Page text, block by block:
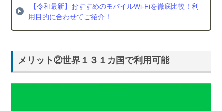
メリ
ット
⑥月
シン
プル
でお
【令和最新】おすすめのモバイルWi-Fiを徹底比較！利
用目的に合わせてご紹介！
メリット②世界１３１カ国で利用可能